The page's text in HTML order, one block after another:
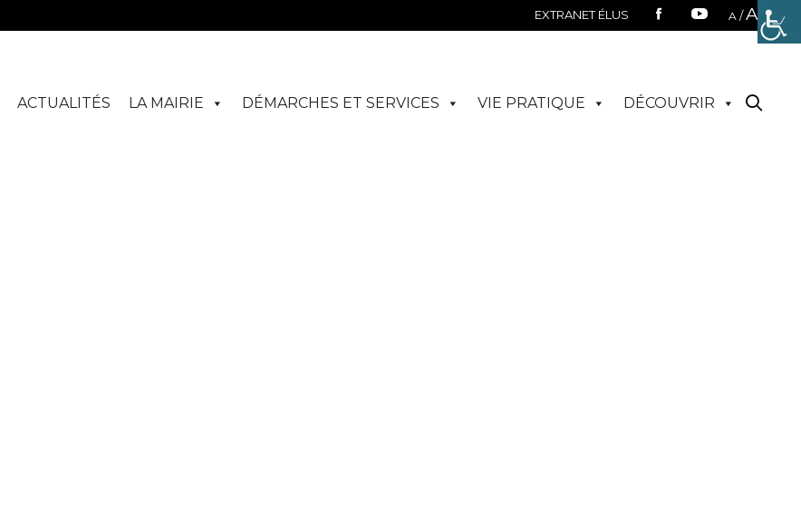
EXTRANET ÉLUS A /A
ACTUALITÉS LA MAIRIE DÉMARCHES ET SERVICES VIE PRATIQUE DÉCOUVRIR